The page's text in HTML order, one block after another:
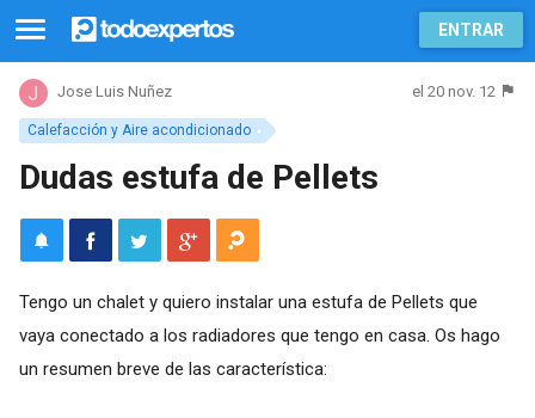
ENTRAR
Calefacción y Aire acondicionado
Jose Luis Nuñez el 20 nov. 12
Dudas estufa de Pellets
Tengo un chalet y quiero instalar una estufa de Pellets que
vaya conectado a los radiadores que tengo en casa. Os hago
un resumen breve de las característica: